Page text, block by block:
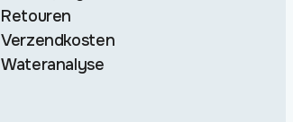
Retouren
Verzendkosten
Wateranalyse